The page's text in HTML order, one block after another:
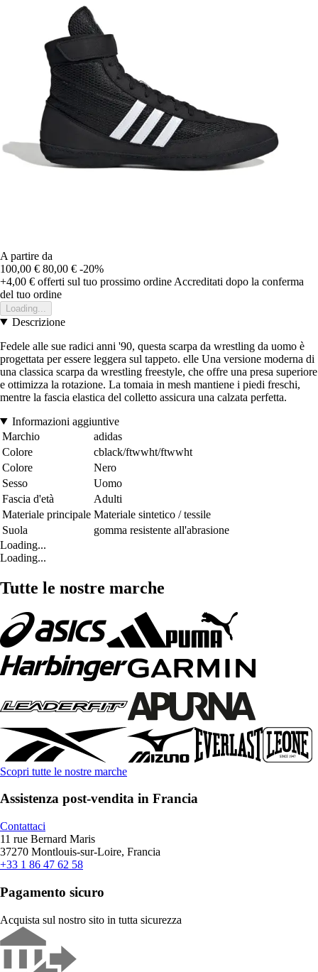
A partire da
100,00 € 80,00 € -20%
+4,00 € offerti sul tuo prossimo ordine Accreditati dopo la conferma
del tuo ordine
Loading...
Descrizione
Fedele alle sue radici anni '90, questa scarpa da wrestling da uomo è
progettata per essere leggera sul tappeto. elle Una versione moderna di
una classica scarpa da wrestling freestyle, che offre una presa superiore
e ottimizza la rotazione. La tomaia in mesh mantiene i piedi freschi,
mentre la fascia elastica del colletto assicura una calzata perfetta.
Informazioni aggiuntive
Marchio
adidas
Colore
cblack/ftwwht/ftwwht
Colore
Nero
Sesso
Uomo
Fascia d'età
Adulti
Materiale principale Materiale sintetico / tessile
Suola
gomma resistente all'abrasione
Loading...
Loading...
Tutte le nostre marche
Scopri tutte le nostre marche
Assistenza post-vendita in Francia
Contattaci
11 rue Bernard Maris
37270 Montlouis-sur-Loire, Francia
+33 1 86 47 62 58
Pagamento sicuro
Acquista sul nostro sito in tutta sicurezza